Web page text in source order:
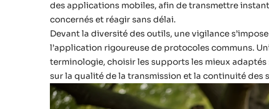
des applications mobiles, afin de transmettre
concernés et réagir sans délai.
Devant la diversité des outils, une vigilance
l’application rigoureuse de protocoles communs.
terminologie, choisir les supports les mieux
sur la qualité de la transmission et la continuité des